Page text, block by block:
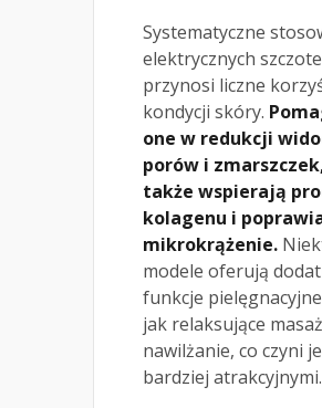
Systematyczne
elektrycznych
przynosi liczne
kondycji skóry.
one w redukcji
porów i
także wspierają
kolagenu i
mikrokrążenie.
modele oferują
funkcje
jak relaksujące
nawilżanie, co czyni
bardziej atrakcyjnymi.